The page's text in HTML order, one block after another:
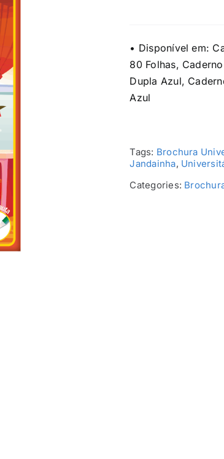
• Disponível em:
80 Folhas,
Dupla Azul,
Azul
Tags: Brochura
Jandainha,
Categories: